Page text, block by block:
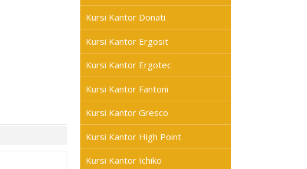
Kursi Kantor Donati
Kursi Kantor Ergosit
Kursi Kantor Ergotec
Kursi Kantor Fantoni
Kursi Kantor Gresco
Kursi Kantor High Point
Kursi Kantor Ichiko